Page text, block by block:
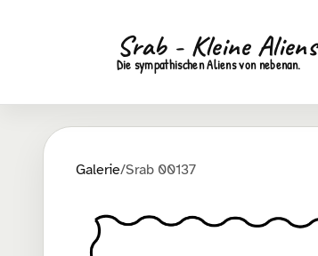
Srab - Kleine Aliens
Die sympathischen Aliens von nebenan.
Galerie/Srab 00137